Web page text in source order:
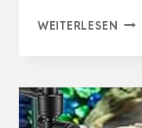
WEITERLESEN